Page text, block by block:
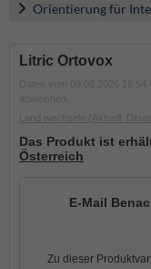
Orientierung für
Litric Ortovox
Das Produkt ist
Österreich
E-Mail
Zu dieser